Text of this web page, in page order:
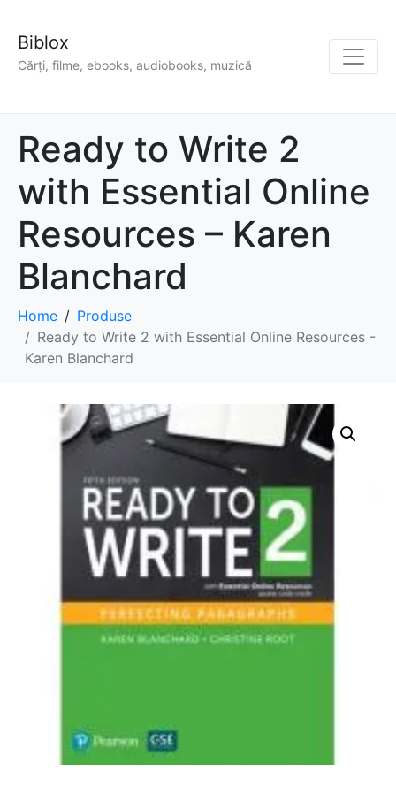
Biblox
Cărți, filme, ebooks, audiobooks, muzică
Ready to Write 2
with Essential Online
Resources – Karen
Blanchard
Home
Produse
Ready to Write 2 with Essential Online Resources -
Karen Blanchard